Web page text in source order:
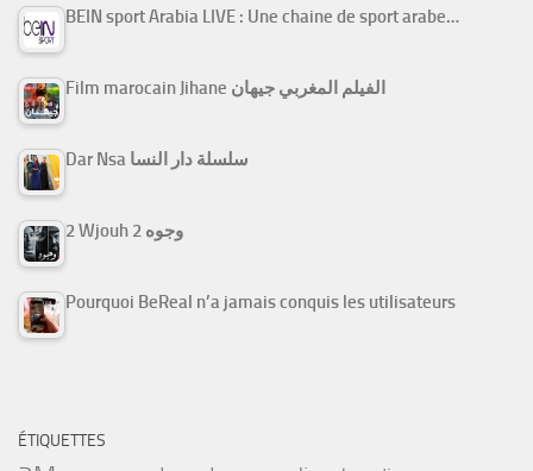
BEIN sport Arabia LIVE : Une chaine de sport arabe…
Film marocain Jihane الفيلم المغربي جيهان
Dar Nsa سلسلة دار النسا
2 Wjouh 2 وجوه
Pourquoi BeReal n’a jamais conquis les utilisateurs
ÉTIQUETTES